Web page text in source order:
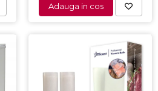
Adauga in cos